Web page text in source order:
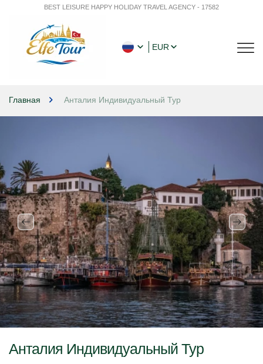
BEST LEISURE HAPPY HOLIDAY TRAVEL AGENCY - 17582
EUR
Главная Анталия Индивидуальный Тур
Анталия Индивидуальный Тур